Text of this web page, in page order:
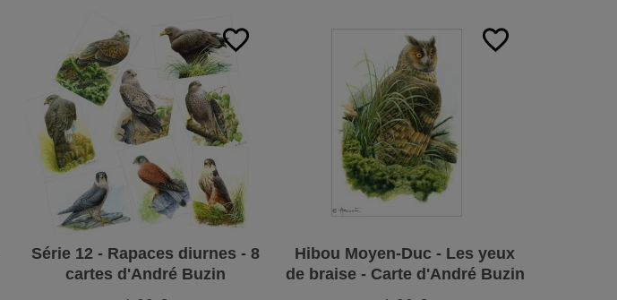
favorite_border
Série 12 - Rapaces diurnes - 8
cartes d'André Buzin
favorite_border
Hibou Moyen-Duc - Les yeux
de braise - Carte d'André Buzin